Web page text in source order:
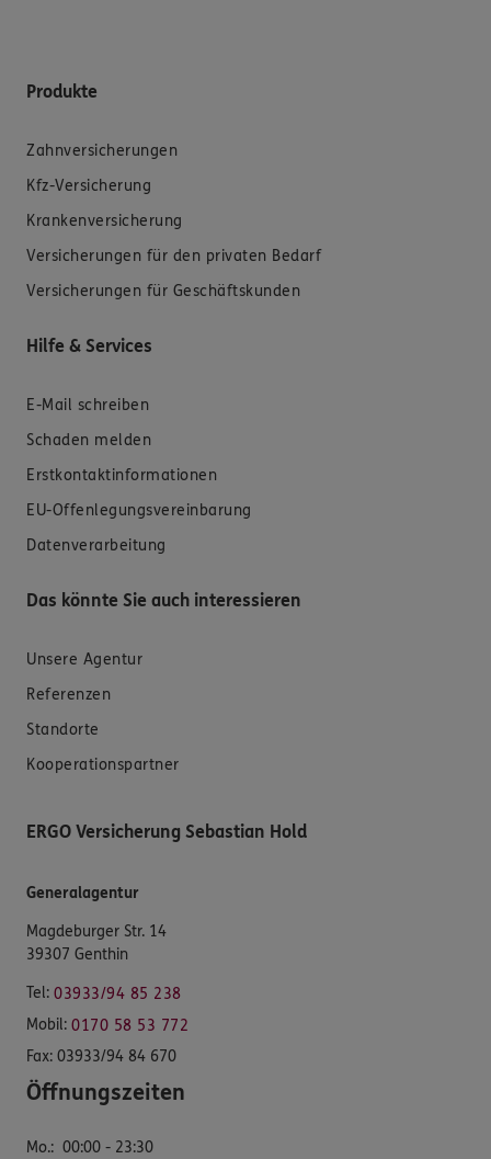
Produkte
Zahnversicherungen
Kfz-Versicherung
Krankenversicherung
Versicherungen für den privaten Bedarf
Versicherungen für Geschäftskunden
Hilfe & Services
E-Mail schreiben
Schaden melden
Erstkontaktinformationen
EU-Offenlegungsvereinbarung
Datenverarbeitung
Das könnte Sie auch interessieren
Unsere Agentur
Referenzen
Standorte
Kooperationspartner
ERGO Versicherung Sebastian Hold
Generalagentur
Magdeburger Str. 14
39307 Genthin
Tel: 03933/94 85 238
Mobil: 0170 58 53 772
Fax: 03933/94 84 670
Öffnungszeiten
Mo.: 00:00 - 23:30